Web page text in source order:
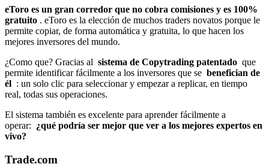
eToro es un gran corredor que no cobra comisiones y es 100%
gratuito . eToro es la elección de muchos traders novatos porque le
permite copiar, de forma automática y gratuita, lo que hacen los
mejores inversores del mundo.
¿Como que? Gracias al sistema de Copytrading patentado que
permite identificar fácilmente a los inversores que se benefician de
él : un solo clic para seleccionar y empezar a replicar, en tiempo
real, todas sus operaciones.
El sistema también es excelente para aprender fácilmente a
operar: ¿qué podría ser mejor que ver a los mejores expertos en
vivo?
Trade.com